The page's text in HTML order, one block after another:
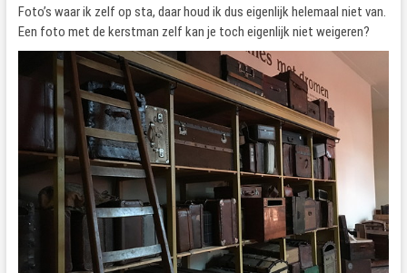
Foto’s waar ik zelf op sta, daar houd ik dus eigenlijk helemaal niet van.
Een foto met de kerstman zelf kan je toch eigenlijk niet weigeren?